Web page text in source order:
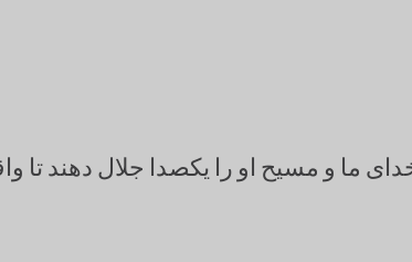
ما و مسیح او را یکصدا جلال دهند تا